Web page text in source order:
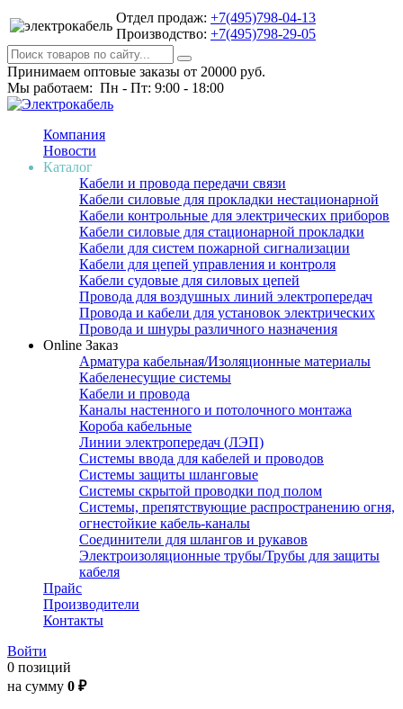
Отдел продаж: +7(495)798-04-13
Производство: +7(495)798-29-05
Принимаем оптовые заказы от 20000 руб.
Мы работаем: Пн - Пт: 9:00 - 18:00
Компания
Новости
Каталог
Кабели и провода передачи связи
Кабели силовые для прокладки нестационарной
Кабели контрольные для электрических приборов
Кабели силовые для стационарной прокладки
Кабели для систем пожарной сигнализации
Кабели для цепей управления и контроля
Кабели судовые для силовых цепей
Провода для воздушных линий электропередач
Провода и кабели для установок электрических
Провода и шнуры различного назначения
Online Заказ
Арматура кабельная/Изоляционные материалы
Кабеленесущие системы
Кабели и провода
Каналы настенного и потолочного монтажа
Короба кабельные
Линии электропередач (ЛЭП)
Системы ввода для кабелей и проводов
Системы защиты шланговые
Системы скрытой проводки под полом
Системы, препятствующие распространению огня,
огнестойкие кабель-каналы
Соединители для шлангов и рукавов
Электроизоляционные трубы/Трубы для защиты
кабеля
Прайс
Производители
Контакты
Войти
0 позиций
на сумму 0 ₽